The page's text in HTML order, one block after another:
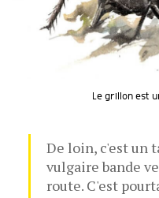
Le grillon est
De loin, c'est un
vulgaire bande
route. C'est